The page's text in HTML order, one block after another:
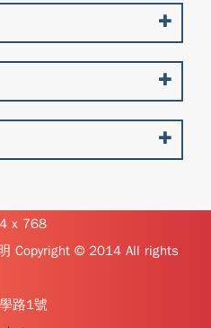
x 768
Copyright © 2014 All rights
路1號